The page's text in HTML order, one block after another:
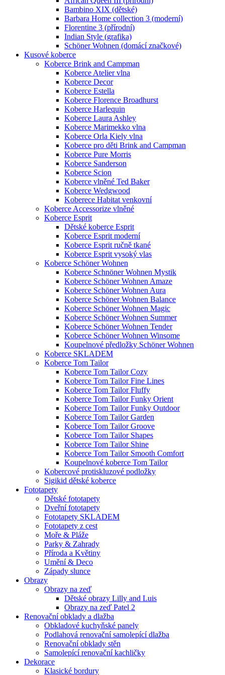
Bambino XIX (dětské)
Barbara Home collection 3 (moderní)
Florentine 3 (přírodní)
Indian Style (grafika)
Schöner Wohnen (domácí značkové)
Kusové koberce
Koberce Brink and Campman
Koberce Atelier vlna
Koberce Decor
Koberce Estella
Koberce Florence Broadhurst
Koberce Harlequin
Koberce Laura Ashley
Koberce Marimekko vlna
Koberce Orla Kiely vlna
Koberce pro děti Brink and Campman
Koberce Pure Morris
Koberce Sanderson
Koberce Scion
Koberce vlněné Ted Baker
Koberce Wedgwood
Koberece Habitat venkovní
Koberce Accessorize vlněné
Koberce Esprit
Dětské koberce Esprit
Koberce Esprit moderní
Koberce Esprit ručně tkané
Koberce Esprit vysoký vlas
Koberce Schöner Wohnen
Koberce Schnöner Wohnen Mystik
Koberce Schöner Wohnen Amaze
Koberce Schöner Wohnen Aura
Koberce Schöner Wohnen Balance
Koberce Schöner Wohnen Magic
Koberce Schöner Wohnen Summer
Koberce Schöner Wohnen Tender
Koberce Schöner Wohnen Winsome
Koupelnové předložky Schöner Wohnen
Koberce SKLADEM
Koberce Tom Tailor
Koberce Tom Tailor Cozy
Koberce Tom Tailor Fine Lines
Koberce Tom Tailor Fluffy
Koberce Tom Tailor Funky Orient
Koberce Tom Tailor Funky Outdoor
Koberce Tom Tailor Garden
Koberce Tom Tailor Groove
Koberce Tom Tailor Shapes
Koberce Tom Tailor Shine
Koberce Tom Tailor Smooth Comfort
Koupelnové koberce Tom Tailor
Kobercové protiskluzové podložky
Sigikid dětské koberce
Fototapety
Dětské fototapety
Dveřní fototapety
Fototapety SKLADEM
Fototapety z cest
Moře & Pláže
Parky & Zahrady
Příroda a Květiny
Umění & Deco
Západy slunce
Obrazy
Obrazy na zeď
Dětské obrazy Lilly and Luis
Obrazy na zeď Patel 2
Renovační obklady a dlažba
Obkladové kuchyňské panely
Podlahová renovační samolepící dlažba
Renovační obklady stěn
Samolepící renovační kachličky
Dekorace
Klasické bordury